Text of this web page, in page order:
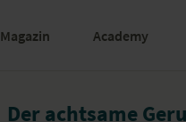
Magazin Academy
Der achtsame